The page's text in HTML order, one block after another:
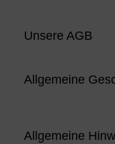
Unsere AGB
Allgemeine
Allgemeine